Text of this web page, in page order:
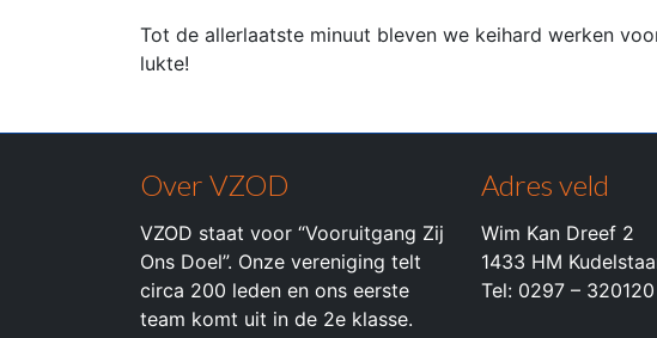
Tot de allerlaatste minuut bleven we keihard werken
lukte!
Over VZOD
VZOD staat voor “Vooruitgang Zij
Ons Doel”. Onze vereniging telt
circa 200 leden en ons eerste
team komt uit in de 2e klasse.
Adres veld
Wim Kan Dreef 2
1433 HM
Tel: 0297 – 320120